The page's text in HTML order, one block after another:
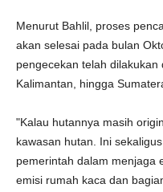
Menurut Bahlil, proses
akan selesai pada bulan
pengecekan telah dilakukan
Kalimantan, hingga
"Kalau hutannya masih
kawasan hutan. Ini
pemerintah dalam menjaga
emisi rumah kaca dan